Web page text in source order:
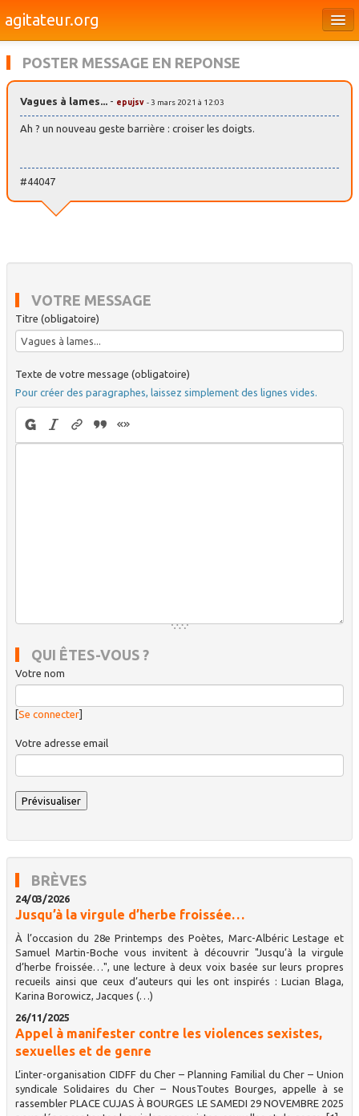
agitateur.org
Bourges & le Cher
Dossiers
POSTER MESSAGE EN REPONSE
Vagues à lames... - epujsv - 3 mars 2021 à 12:03
Ah ? un nouveau geste barrière : croiser les doigts.
#44047
VOTRE MESSAGE
Titre (obligatoire)
Texte de votre message (obligatoire)
Pour créer des paragraphes, laissez simplement des lignes vides.
QUI ÊTES-VOUS ?
Votre nom
[Se connecter]
Votre adresse email
BRÈVES
24/03/2026
Jusqu’à la virgule d’herbe froissée…
À l’occasion du 28e Printemps des Poètes, Marc-Albéric Lestage et
Samuel Martin-Boche vous invitent à découvrir "Jusqu’à la virgule
d’herbe froissée…", une lecture à deux voix basée sur leurs propres
recueils ainsi que ceux d’auteurs qui les ont inspirés : Lucian Blaga,
Karina Borowicz, Jacques (…)
26/11/2025
Appel à manifester contre les violences sexistes,
sexuelles et de genre
L’inter-organisation CIDFF du Cher – Planning Familial du Cher – Union
syndicale Solidaires du Cher – NousToutes Bourges, appelle à se
rassembler PLACE CUJAS À BOURGES LE SAMEDI 29 NOVEMBRE 2025